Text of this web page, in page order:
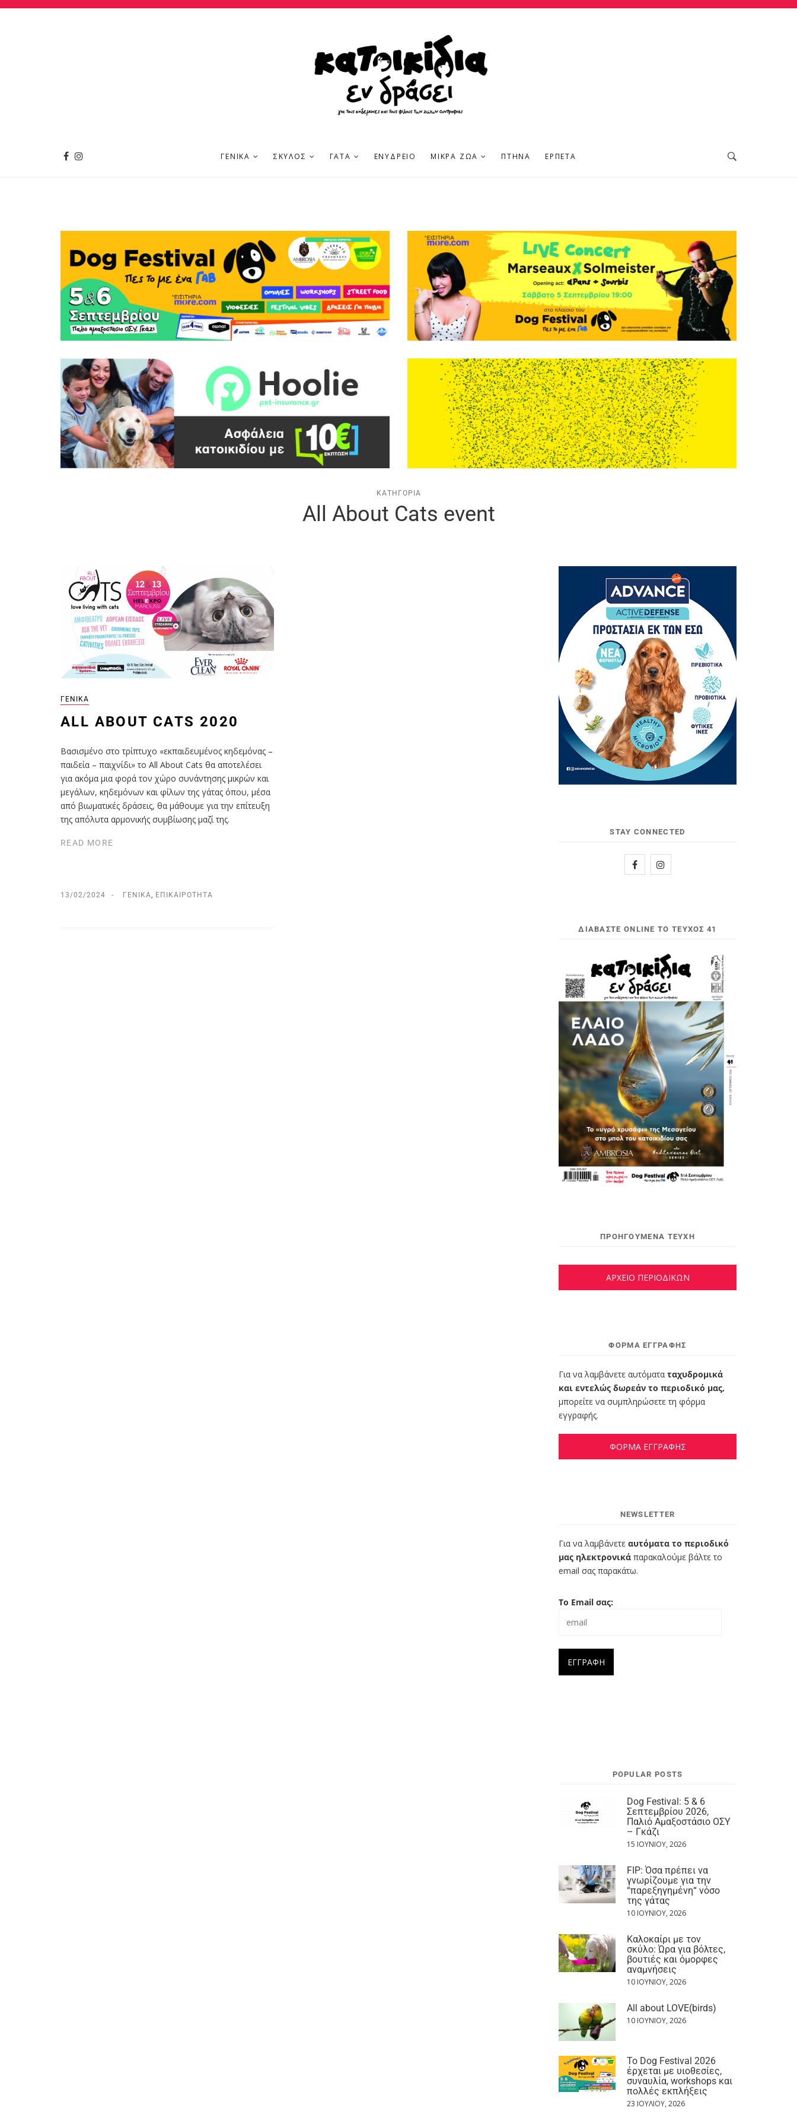
ΓΕΝΙΚΆ ΣΚΎΛΟΣ ΓΆΤΑ ΕΝΥΔΡΕΊΟ ΜΙΚΡΆ ΖΏΑ ΠΤΗΝΆ ΕΡΠΕΤΆ
ΚΑΤΗΓΟΡΊΑ
All Αbout Cats event
ΓΕΝΙΚΆ
ALL ABOUT CATS 2020
Βασισμένο στο τρίπτυχο «εκπαιδευμένος κηδεμόνας –
παιδεία – παιχνίδι» το All About Cats θα αποτελέσει
για ακόμα μια φορά τον χώρο συνάντησης μικρών και
μεγάλων, κηδεμόνων και φίλων της γάτας όπου, μέσα
από βιωματικές δράσεις, θα μάθουμε για την επίτευξη
της απόλυτα αρμονικής συμβίωσης μαζί της.
READ MORE
13/02/2024 ΓΕΝΙΚΆ, ΕΠΙΚΑΙΡΌΤΗΤΑ
STAY CONNECTED
ΔΙΑΒΆΣΤΕ ONLINE ΤΟ ΤΕΎΧΟΣ 41
ΠΡΟΗΓΟΥΜΕΝΑ ΤΕΥΧΗ
ΑΡΧΕΙΟ ΠΕΡΙΟΔΙΚΩΝ
ΦΌΡΜΑ ΕΓΓΡΑΦΉΣ
Για να λαμβάνετε αυτόματα ταχυδρομικά
και εντελώς δωρεάν το περιοδικό μας,
μπορείτε να συμπληρώσετε τη φόρμα
εγγραφής.
ΦΟΡΜΑ ΕΓΓΡΑΦΗΣ
NEWSLETTER
Για να λαμβάνετε αυτόματα το περιοδικό
μας ηλεκτρονικά παρακαλούμε βάλτε το
email σας παρακάτω.
Το Email σας:
POPULAR POSTS
Dog Festival: 5 & 6
Σεπτεμβρίου 2026,
Παλιό Αμαξοστάσιο ΟΣΥ
– Γκάζι
15 ΙΟΥΝΊΟΥ, 2026
FIP: Όσα πρέπει να
γνωρίζουμε για την
“παρεξηγημένη“ νόσο
της γάτας
10 ΙΟΥΝΊΟΥ, 2026
Καλοκαίρι με τον
σκύλο: Ώρα για βόλτες,
βουτιές και όμορφες
αναμνήσεις
10 ΙΟΥΝΊΟΥ, 2026
All about LOVE(birds)
10 ΙΟΥΝΊΟΥ, 2026
Το Dog Festival 2026
έρχεται με υιοθεσίες,
συναυλία, workshops και
πολλές εκπλήξεις
23 ΙΟΥΛΊΟΥ, 2026